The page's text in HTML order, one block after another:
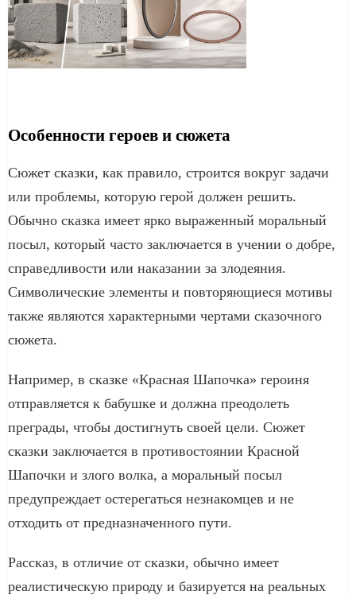
Особенности героев и сюжета
Сюжет сказки, как правило, строится вокруг задачи
или проблемы, которую герой должен решить.
Обычно сказка имеет ярко выраженный моральный
посыл, который часто заключается в учении о добре,
справедливости или наказании за злодеяния.
Символические элементы и повторяющиеся мотивы
также являются характерными чертами сказочного
сюжета.
Например, в сказке «Красная Шапочка» героиня
отправляется к бабушке и должна преодолеть
преграды, чтобы достигнуть своей цели. Сюжет
сказки заключается в противостоянии Красной
Шапочки и злого волка, а моральный посыл
предупреждает остерегаться незнакомцев и не
отходить от предназначенного пути.
Рассказ, в отличие от сказки, обычно имеет
реалистическую природу и базируется на реальных